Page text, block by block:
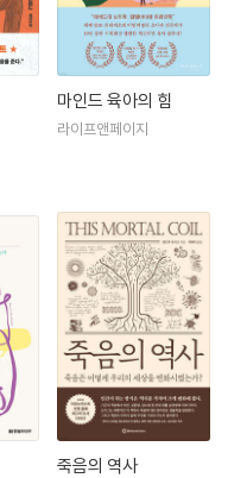
마인드 육아의 힘
라이프앤페이지
죽음의 역사